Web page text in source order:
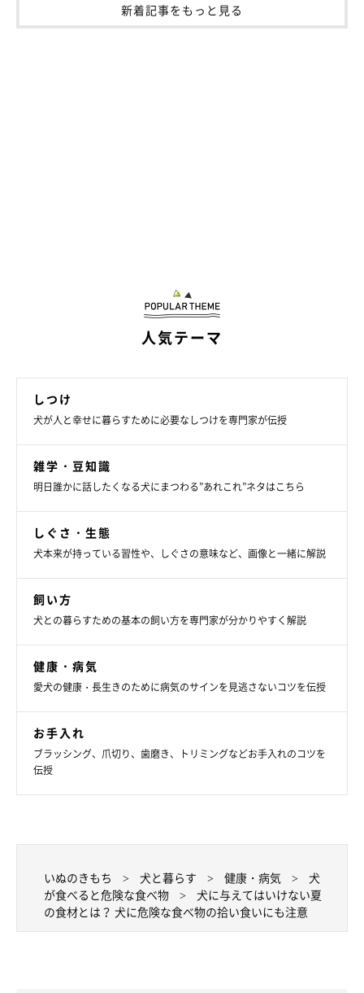
④桃の種（果肉は犬に与えてもOK）
いぬのきもち投稿写真ギャラリー
桃は果肉に水分がたっぷり含まれていて、整腸作用のあるペクチ
ンも豊富な果物です。しかし、桃の葉や茎、種は犬の中毒性が報
告されていて、とくに種には有毒のシアン化合物が含まれるの
で、誤食には注意が必要です。中毒を防ぐために、毒性のある種
愛犬に食べ物を与える前に、犬に安全な食材かどうかを確認する
ことと、危険な食材を愛犬が拾い食いしないように注意すること
も大切ですね。
新着記事をもっと見る
人気テーマ
しつけ
犬が人と幸せに暮らすために必要なしつけを専門家が伝授
雑学・豆知識
明日誰かに話したくなる犬にまつわる”あれこれ”ネタはこちら
しぐさ・生態
犬本来が持っている習性や、しぐさの意味など、画像と一緒に解説
飼い方
犬との暮らすための基本の飼い方を専門家が分かりやすく解説
健康・病気
愛犬の健康・長生きのために病気のサインを見逃さないコツを伝授
お手入れ
ブラッシング、爪切り、歯磨き、トリミングなどお手入れのコツを
伝授
いぬのきもち 犬と暮らす 健康・病気
犬
が食べると危険な食べ物
犬に与えてはいけない夏
の食材とは？ 犬に危険な食べ物の拾い食いにも注意